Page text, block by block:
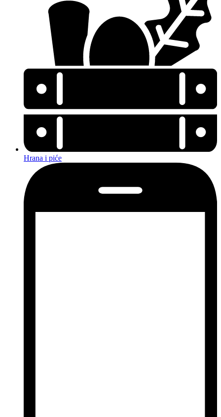
Hrana i piće